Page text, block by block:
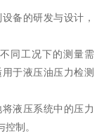
备的研发与设计，
同工况下的测量需
于液压油压力检测
液压系统中的压力
制。